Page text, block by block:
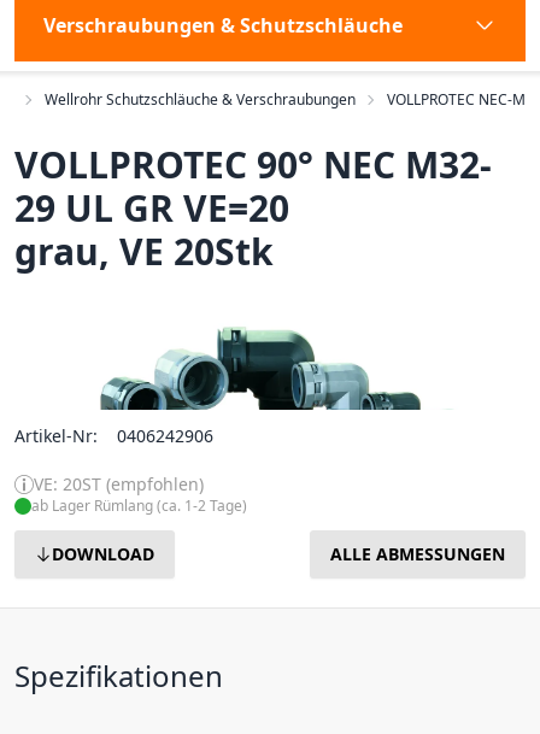
Verschraubungen & Schutzschläuche
Wellrohr Schutzschläuche & Verschraubungen VOLLPROTEC NEC-M
VOLLPROTEC 90° NEC M32-
29 UL GR VE=20
grau, VE 20Stk
Artikel-Nr: 0406242906
VE: 20ST (empfohlen)
ab Lager Rümlang (ca. 1-2 Tage)
DOWNLOAD ALLE ABMESSUNGEN
Spezifikationen